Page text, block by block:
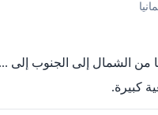
من الشمال إلى الجنوب إلى
كبيرة.